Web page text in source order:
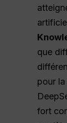
que
pour
fort